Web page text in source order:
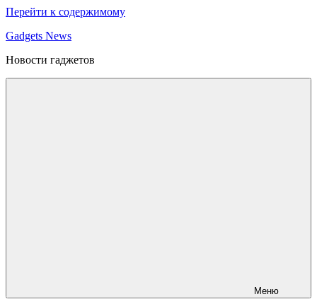
Перейти к содержимому
Gadgets News
Новости гаджетов
Меню